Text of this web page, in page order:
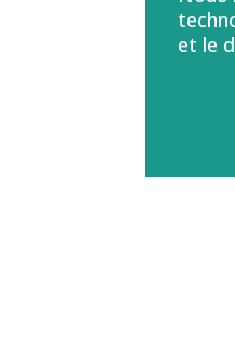
et le